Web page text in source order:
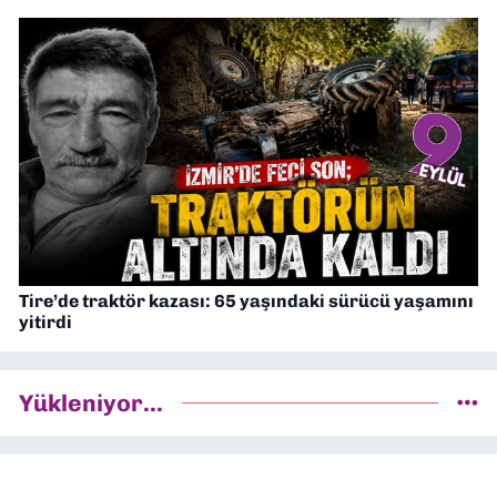
Tire’de traktör kazası: 65 yaşındaki sürücü yaşamını
yitirdi
Yükleniyor...